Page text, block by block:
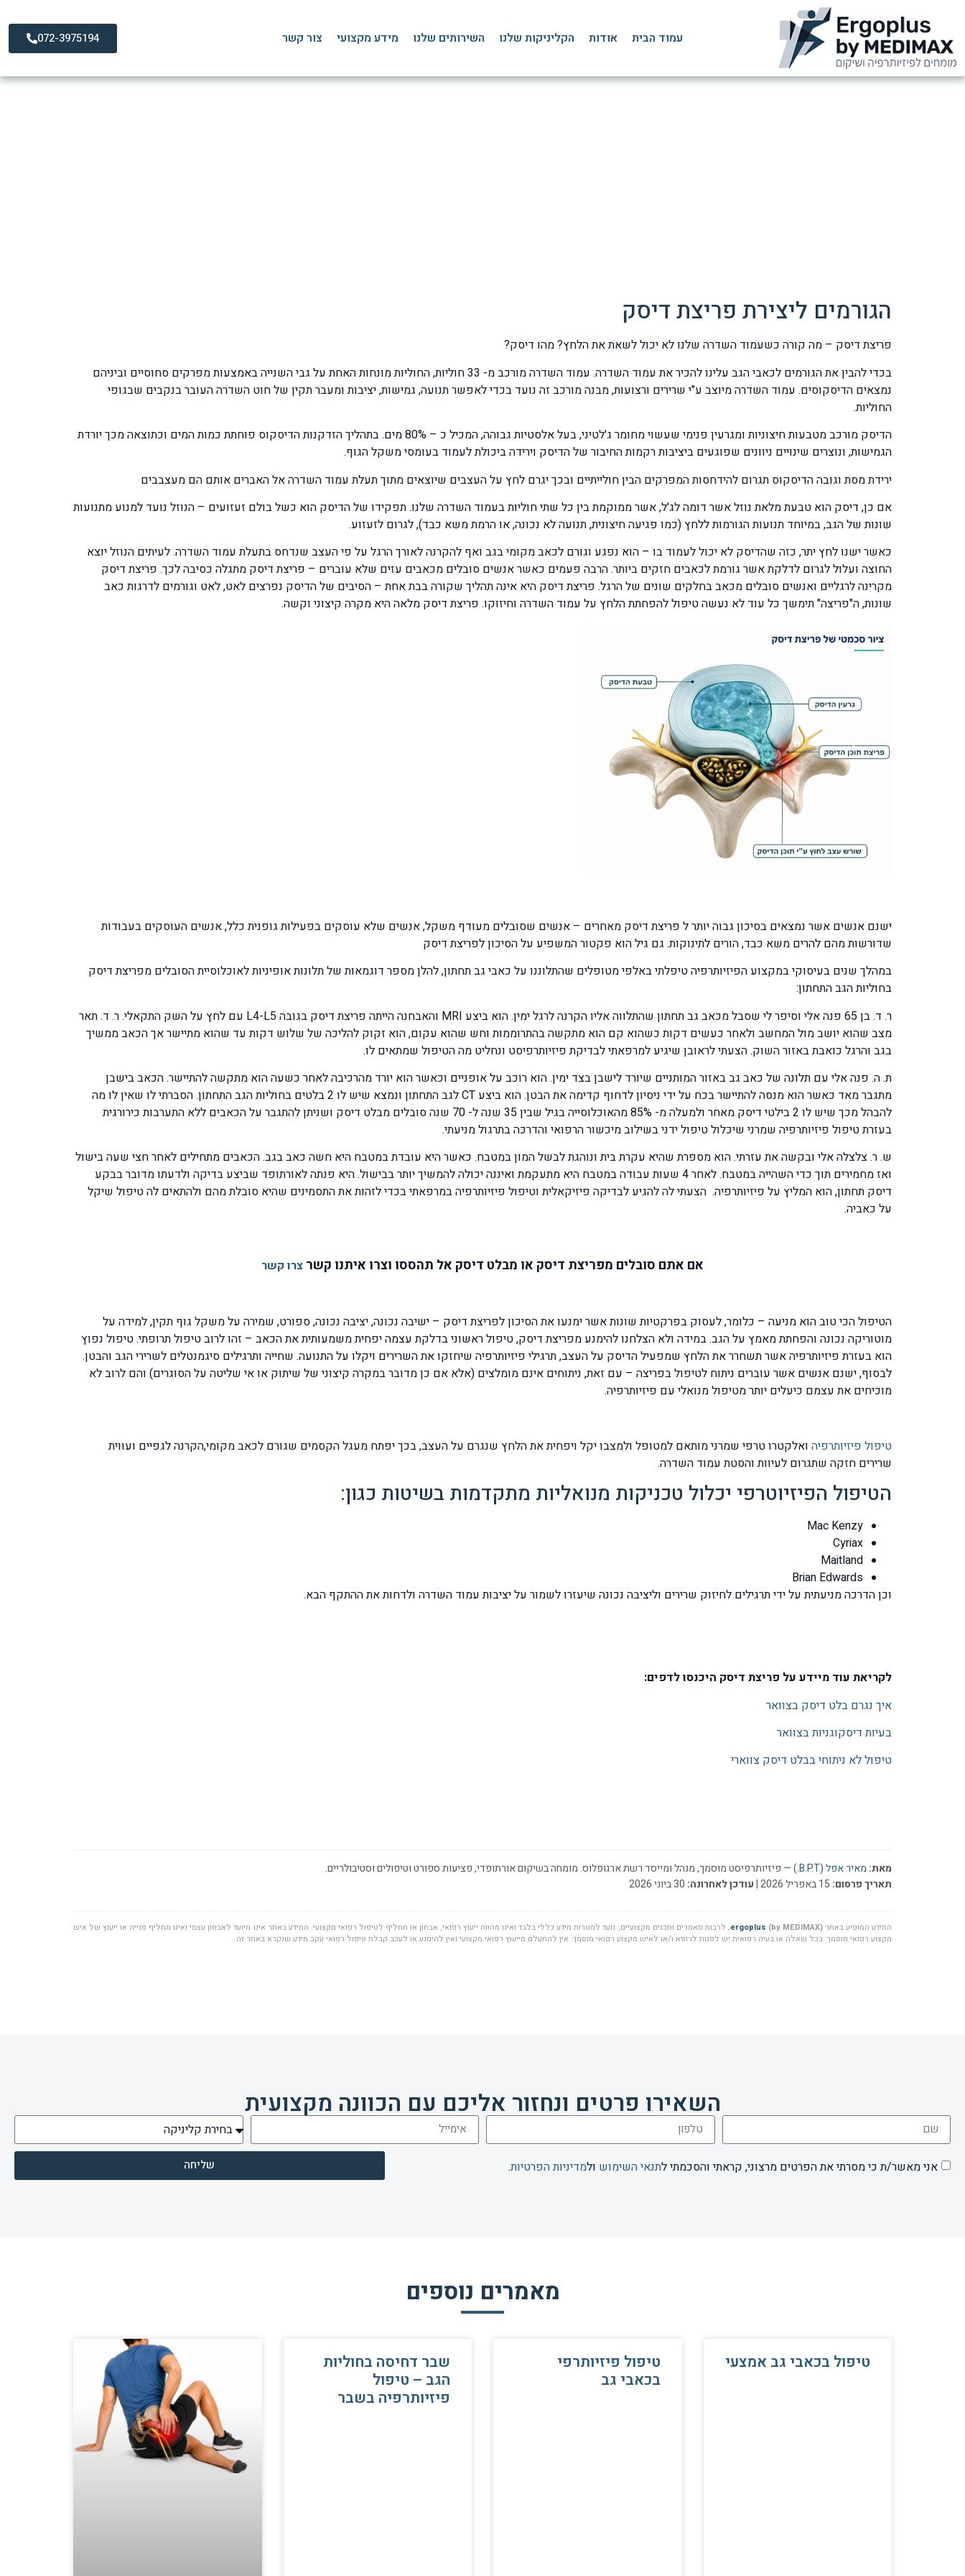
עמוד הבית אודות הקליניקות שלנו השירותים שלנו מידע מקצועי צור קשר 072-3975194
הגורמים ליצירת פריצת דיסק
פריצת דיסק – מה קורה כשעמוד השדרה שלנו לא יכול לשאת את הלחץ? מהו דיסק?
בכדי להבין את הגורמים לכאבי הגב עלינו להכיר את עמוד השדרה. עמוד השדרה מורכב מ- 33 חוליות, החוליות מונחות האחת על גבי השנייה באמצעות מפרקים סחוסיים וביניהם
נמצאים הדיסקוסים. עמוד השדרה מיוצב ע"י שרירים ורצועות, מבנה מורכב זה נועד בכדי לאפשר תנועה, גמישות, יציבות ומעבר תקין של חוט השדרה העובר בנקבים שבגופי
החוליות.
הדיסק מורכב מטבעות חיצוניות ומגרעין פנימי שעשוי מחומר ג'לטיני, בעל אלסטיות גבוהה, המכיל כ – 80% מים. בתהליך הזדקנות הדיסקוס פוחתת כמות המים וכתוצאה מכך יורדת
הגמישות, ונוצרים שינויים ניוונים שפוגעים ביציבות רקמות החיבור של הדיסק וירידה ביכולת לעמוד בעומסי משקל הגוף.
ירידת מסת וגובה הדיסקוס תגרום להידחסות המפרקים הבין חולייתיים ובכך יגרם לחץ על העצבים שיוצאים מתוך תעלת עמוד השדרה אל האברים אותם הם מעצבבים
אם כן, דיסק הוא טבעת מלאת נוזל אשר דומה לג'ל, אשר ממוקמת בין כל שתי חוליות בעמוד השדרה שלנו. תפקידו של הדיסק הוא כשל בולם זעזועים – הנוזל נועד למנוע מתנועות
שונות של הגב, במיוחד תנועות הגורמות ללחץ (כמו פגיעה חיצונית, תנועה לא נכונה, או הרמת משא כבד), לגרום לזעזוע.
כאשר ישנו לחץ יתר, כזה שהדיסק לא יכול לעמוד בו – הוא נפגע וגורם לכאב מקומי בגב ואף להקרנה לאורך הרגל על פי העצב שנדחס בתעלת עמוד השדרה. לעיתים הנוזל יוצא
החוצה ועלול לגרום לדלקת אשר גורמת לכאבים חזקים ביותר. הרבה פעמים כאשר אנשים סובלים מכאבים עזים שלא עוברים – פריצת דיסק מתגלה כסיבה לכך. פריצת דיסק
מקרינה לרגליים ואנשים סובלים מכאב בחלקים שונים של הרגל. פריצת דיסק היא אינה תהליך שקורה בבת אחת – הסיבים של הדיסק נפרצים לאט, לאט וגורמים לדרגות כאב
שונות, ה"פריצה" תימשך כל עוד לא נעשה טיפול להפחתת הלחץ על עמוד השדרה וחיזוקו. פריצת דיסק מלאה היא מקרה קיצוני וקשה.
ישנם אנשים אשר נמצאים בסיכון גבוה יותר ל פריצת דיסק מאחרים – אנשים שסובלים מעודף משקל, אנשים שלא עוסקים בפעילות גופנית כלל, אנשים העוסקים בעבודות
שדורשות מהם להרים משא כבד, הורים לתינוקות. גם גיל הוא פקטור המשפיע על הסיכון לפריצת דיסק
במהלך שנים בעיסוקי במקצוע הפיזיותרפיה טיפלתי באלפי מטופלים שהתלוננו על כאבי גב תחתון, להלן מספר דוגמאות של תלונות אופיניות לאוכלוסיית הסובלים מפריצת דיסק
בחוליות הגב התחתון:
ר. ד. בן 65 פנה אלי וסיפר לי שסבל מכאב גב תחתון שהתלווה אליו הקרנה לרגל ימין. הוא ביצע MRI והאבחנה הייתה פריצת דיסק בגובה L4-L5 עם לחץ על השק התקאלי. ר. ד. תאר
מצב שהוא יושב מול המחשב ולאחר כעשים דקות כשהוא קם הוא מתקשה בהתרוממות וחש שהוא עקום, הוא זקוק להליכה של שלוש דקות עד שהוא מתיישר אך הכאב ממשיך
בגב והרגל כואבת באזור השוק. הצעתי לראובן שיגיע למרפאתי לבדיקת פיזיותרפיסט ונחליט מה הטיפול שמתאים לו.
ת. ה. פנה אלי עם תלונה של כאב גב באזור המותניים שיורד לישבן בצד ימין. הוא רוכב על אופניים וכאשר הוא יורד מהרכיבה לאחר כשעה הוא מתקשה להתיישר. הכאב בישבן
מתגבר מאד כאשר הוא מנסה להתיישר בכח על ידי ניסיון לדחוף קדימה את הבטן. הוא ביצע CT לגב התחתון ונמצא שיש לו 2 בלטים בחוליות הגב התחתון. הסברתי לו שאין לו מה
להבהל מכך שיש לו 2 בילטי דיסק מאחר ולמעלה מ- 85% מהאוכלוסייה בגיל שבין 35 שנה ל- 70 שנה סובלים מבלט דיסק ושניתן להתגבר על הכאבים ללא התערבות כירורגית
בעזרת טיפול פיזיותרפיה שמרני שיכלול טיפול ידני בשילוב מיכשור הרפואי והדרכה בתרגול מניעתי.
ש. ר. צלצלה אלי ובקשה את עזרתי. הוא מספרת שהיא עקרת בית ונוהגת לבשל המון במטבח. כאשר היא עובדת במטבח היא חשה כאב בגב. הכאבים מתחילים לאחר חצי שעה בישול
ואז מחמירים תוך כדי השהייה במטבח. לאחר 4 שעות עבודה במטבח היא מתעקמת ואיננה יכולה להמשיך יותר בבישול. היא פנתה לאורתופד שביצע בדיקה ולדעתו מדובר בבקע
דיסק תחתון, הוא המליץ על פיזיותרפיה. הצעתי לה להגיע לבדיקה פיזיקאלית וטיפול פיזיותרפיה במרפאתי בכדי לזהות את התסמינים שהיא סובלת מהם ולהתאים לה טיפול שיקל
על כאביה.
אם אתם סובלים מפריצת דיסק או מבלט דיסק אל תהססו וצרו איתנו קשר צרו קשר
הטיפול הכי טוב הוא מניעה – כלומר, לעסוק בפרקטיות שונות אשר ימנעו את הסיכון לפריצת דיסק – ישיבה נכונה, יציבה נכונה, ספורט, שמירה על משקל גוף תקין, למידה על
מוטוריקה נכונה והפחתת מאמץ על הגב. במידה ולא הצלחנו להימנע מפריצת דיסק, טיפול ראשוני בדלקת עצמה יפחית משמעותית את הכאב – זהו לרוב טיפול תרופתי. טיפול נפוץ
הוא בעזרת פיזיותרפיה אשר תשחרר את הלחץ שמפעיל הדיסק על העצב, תרגילי פיזיותרפיה שיחזקו את השרירים ויקלו על התנועה. שחייה ותרגילים סיגמנטלים לשרירי הגב והבטן.
לבסוף, ישנם אנשים אשר עוברים ניתוח לטיפול בפריצה – עם זאת, ניתוחים אינם מומלצים (אלא אם כן מדובר במקרה קיצוני של שיתוק או אי שליטה על הסוגרים) והם לרוב לא
מוכיחים את עצמם כיעלים יותר מטיפול מנואלי עם פיזיותרפיה.
טיפול פיזיותרפיה ואלקטרו טרפי שמרני מותאם למטופל ולמצבו יקל ויפחית את הלחץ שנגרם על העצב, בכך יפתח מעגל הקסמים שגורם לכאב מקומי,הקרנה לגפיים ועווית
שרירים חזקה שתגרום לעיוות והסטת עמוד השדרה.
הטיפול הפיזיוטרפי יכלול טכניקות מנואליות מתקדמות בשיטות כגון:
Mac Kenzy
Cyriax
Maitland
Brian Edwards
וכן הדרכה מניעתית על ידי תרגילים לחיזוק שרירים וליציבה נכונה שיעזרו לשמור על יציבות עמוד השדרה ולדחות את ההתקף הבא.
לקריאת עוד מיידע על פריצת דיסק היכנסו לדפים:
איך נגרם בלט דיסק בצוואר
בעיות דיסקוגניות בצוואר
טיפול לא ניתוחי בבלט דיסק צווארי
מאת: מאיר אפל (B.P.T.)
— פיזיותרפיסט מוסמך, מנהל ומייסד רשת ארגופלוס. מומחה בשיקום אורתופדי, פציעות ספורט וטיפולים וסטיבולריים.
תאריך פרסום:
עודכן לאחרונה:
המידע המופיע באתר ergoplus (by MEDIMAX)
, לרבות מאמרים ותכנים מקצועיים, נועד למטרות מידע כללי בלבד ואינו מהווה ייעוץ רפואי, אבחון או תחליף לטיפול רפואי מקצועי. המידע באתר אינו מיועד לאבחון עצמי ואינו מחליף פנייה או ייעוץ של איש
מקצוע רפואי מוסמך. בכל שאלה או בעיה רפואית יש לפנות לרופא ו/או לאיש מקצוע רפואי מוסמך. אין להתעלם מייעוץ רפואי מקצועי ואין להימנע או לעכב קבלת טיפול רפואי עקב מידע שנקרא באתר זה.
השאירו פרטים ונחזור אליכם עם הכוונה מקצועית
אני מאשר/ת כי מסרתי את הפרטים מרצוני, קראתי והסכמתי לתנאי השימוש ולמדיניות הפרטיות. שליחה
מאמרים נוספים
טיפול בכאבי גב אמצעי
טיפול פיזיותרפי
בכאבי גב
שבר דחיסה בחוליות
הגב – טיפול
פיזיותרפיה בשבר